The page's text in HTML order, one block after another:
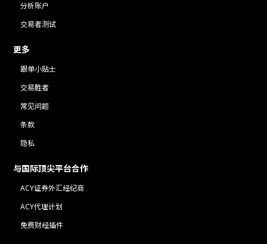
分析账户
交易者测试
更多
跟单小贴士
交易胜者
常见问题
条款
隐私
与国际顶尖平台合作
ACY证券外汇经纪商
ACY代理计划
免费财经插件